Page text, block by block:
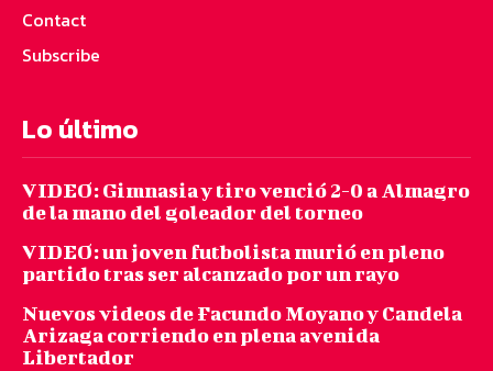
Contact
Subscribe
Lo último
VIDEO: Gimnasia y tiro venció 2-0 a Almagro
de la mano del goleador del torneo
VIDEO: un joven futbolista murió en pleno
partido tras ser alcanzado por un rayo
Nuevos videos de Facundo Moyano y Candela
Arizaga corriendo en plena avenida
Libertador